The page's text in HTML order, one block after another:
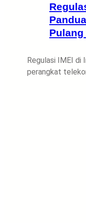
Regulasi IMEI di
perangkat